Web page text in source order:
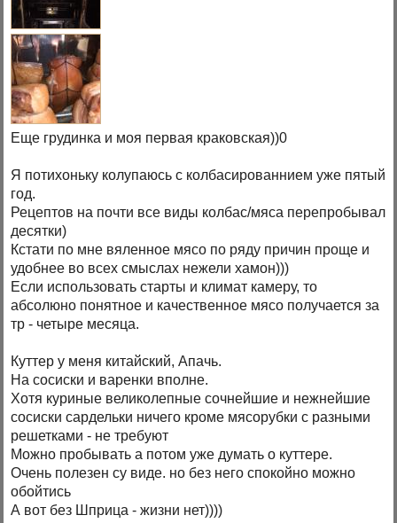
Еще грудинка и моя первая краковская))0
Я потихоньку колупаюсь с колбасированнием уже пятый
год.
Рецептов на почти все виды колбас/мяса перепробывал
десятки)
Кстати по мне вяленное мясо по ряду причин проще и
удобнее во всех смыслах нежели хамон)))
Если использовать старты и климат камеру, то
абсолюно понятное и качественное мясо получается за
тр - четыре месяца.
Куттер у меня китайский, Апачь.
На сосиски и варенки вполне.
Хотя куриные великолепные сочнейшие и нежнейшие
сосиски сардельки ничего кроме мясорубки с разными
решетками - не требуют
Можно пробывать а потом уже думать о куттере.
Очень полезен су виде. но без него спокойно можно
обойтись
А вот без Шприца - жизни нет))))